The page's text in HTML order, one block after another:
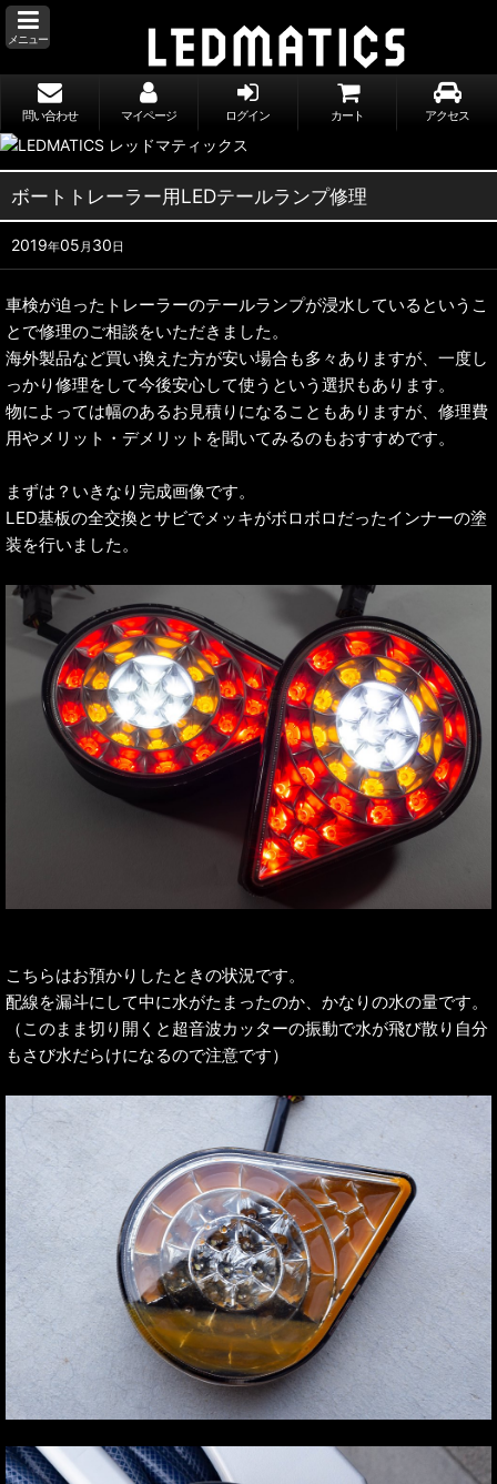
メニュー
問い合わせ マイページ ログイン カート アクセス
ボートトレーラー用LEDテールランプ修理
2019年05 月 30日
車検が迫ったトレーラーのテールランプが浸水しているというこ
とで修理のご相談をいただきました。
海外製品など買い換えた方が安い場合も多々ありますが、一度し
っかり修理をして今後安心して使うという選択もあります。
物によっては幅のあるお見積りになることもありますが、修理費
用やメリット・デメリットを聞いてみるのもおすすめです。
まずは？いきなり完成画像です。
LED基板の全交換とサビでメッキがボロボロだったインナーの塗
装を行いました。
こちらはお預かりしたときの状況です。
配線を漏斗にして中に水がたまったのか、かなりの水の量です。
（このまま切り開くと超音波カッターの振動で水が飛び散り自分
もさび水だらけになるので注意です）